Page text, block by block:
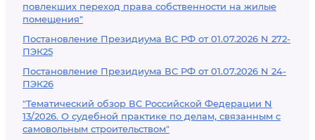
повлекших переход права собственности на жилые
помещения"
Постановление Президиума ВС РФ от 01.07.2026 N 272-
ПЭК25
Постановление Президиума ВС РФ от 01.07.2026 N 24-
ПЭК26
"Тематический обзор ВС Российской Федерации N
13/2026. О судебной практике по делам, связанным с
самовольным строительством"